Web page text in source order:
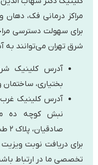
درمانی فک، دهان و صورت
سهولت دسترسی مراجعه
می‌توانند به آدرس زیر
آدرس کلینیک شرق:
بختیاری‌، ساختمان ونوس، طبقه ۶
آدرس کلینیک غرب: جنت
نبش کوچه ده متری
صادقیان، پلاک ۲ طبقه اول
دریافت نوبت ویزیت حضوری
ما در ارتباط باشید.